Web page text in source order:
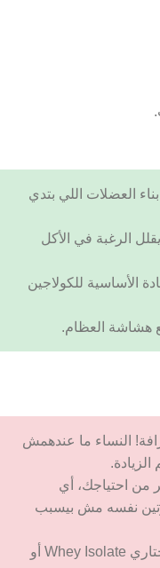
العضلات اللي بتدي
الرغبة في الأكل
الأساسية للكولاجين
النساء ما عندهمش
نفسه مش بيسبب